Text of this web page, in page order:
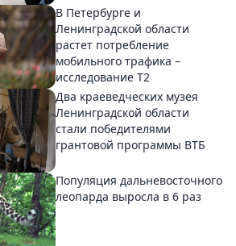
В Петербурге и
Ленинградской области
растет потребление
мобильного трафика –
исследование T2
Два краеведческих музея
Ленинградской области
стали победителями
грантовой программы ВТБ
Популяция дальневосточного
леопарда выросла в 6 раз